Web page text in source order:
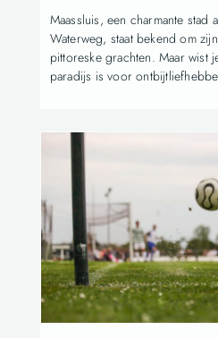
Maassluis, een charmante stad
Waterweg, staat bekend om
pittoreske grachten. Maar wist
paradijs is voor